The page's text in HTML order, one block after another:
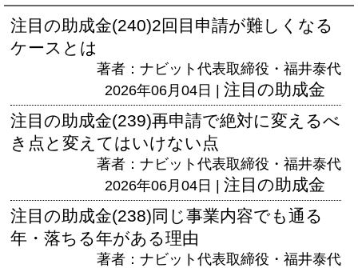
注目の助成金(240)2回目申請が難しくなる
ケースとは
著者：ナビット代表取締役・福井泰代
2026年06月04日 | 注目の助成金
注目の助成金(239)再申請で絶対に変えるべ
き点と変えてはいけない点
著者：ナビット代表取締役・福井泰代
2026年06月04日 | 注目の助成金
注目の助成金(238)同じ事業内容でも通る
年・落ちる年がある理由
著者：ナビット代表取締役・福井泰代